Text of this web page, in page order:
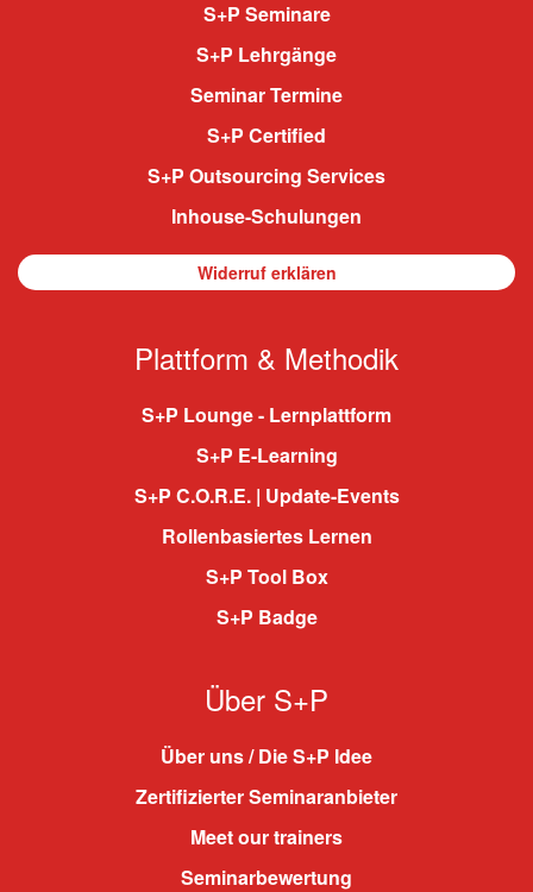
S+P Seminare
S+P Lehrgänge
Seminar Termine
S+P Certified
S+P Outsourcing Services
Inhouse-Schulungen
Widerruf erklären
Plattform & Methodik
S+P Lounge - Lernplattform
S+P E-Learning
S+P C.O.R.E. | Update-Events
Rollenbasiertes Lernen
S+P Tool Box
S+P Badge
Über S+P
Über uns / Die S+P Idee
Zertifizierter Seminaranbieter
Meet our trainers
Seminarbewertung